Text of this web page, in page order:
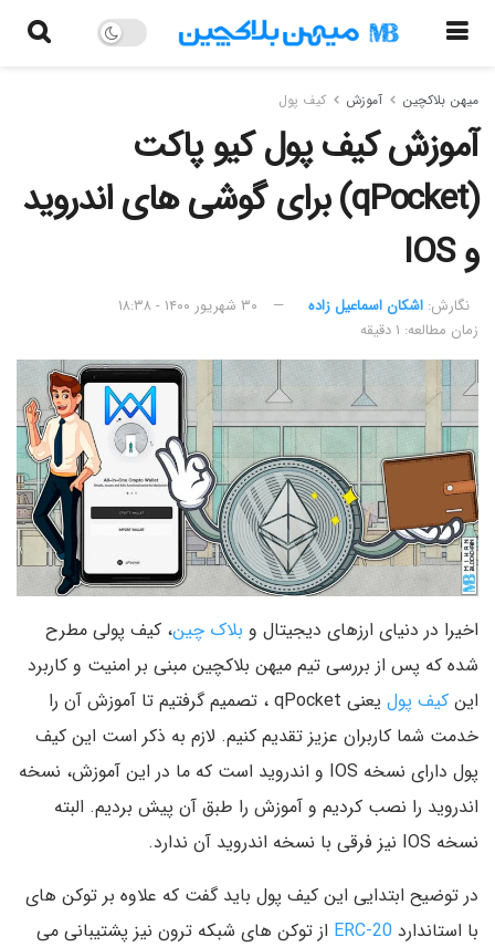
میهن بلاکچین آموزش کیف پول
آموزش کیف پول کیو پاکت
(qPocket) برای گوشی های اندروید
و IOS
نگارش:‌ اشکان اسماعیل زاده
۳۰ شهریور ۱۴۰۰ - ۱۸:۳۸
زمان مطالعه: ۱ دقیقه
اخیرا در دنیای ارزهای دیجیتال و بلاک چین، کیف پولی مطرح
شده که پس از بررسی تیم میهن بلاکچین مبنی بر امنیت و کاربرد
این کیف پول
یعنی qPocket ، تصمیم گرفتیم تا آموزش آن را
خدمت شما کاربران عزیز تقدیم کنیم. لازم به ذکر است این کیف
پول دارای نسخه IOS و اندروید است که ما در این آموزش، نسخه
اندروید را نصب کردیم و آموزش را طبق آن پیش بردیم. البته
نسخه IOS نیز فرقی با نسخه اندروید آن ندارد.
در توضیح ابتدایی این کیف پول باید گفت که علاوه بر توکن های
با استاندارد ERC-20 از توکن های شبکه ترون نیز پشتیبانی می